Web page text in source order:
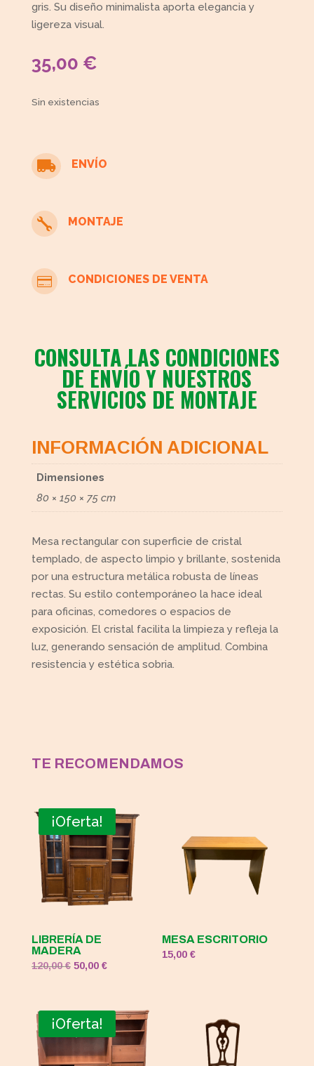
gris. Su diseño minimalista aporta elegancia y
ligereza visual.
35,00 €
Sin existencias
 ENVÍO
 MONTAJE
 CONDICIONES DE VENTA
CONSULTA LAS CONDICIONES
DE ENVÍO Y NUESTROS
SERVICIOS DE MONTAJE
INFORMACIÓN ADICIONAL
Dimensiones
80 × 150 × 75 cm
Mesa rectangular con superficie de cristal
templado, de aspecto limpio y brillante, sostenida
por una estructura metálica robusta de líneas
rectas. Su estilo contemporáneo la hace ideal
para oficinas, comedores o espacios de
exposición. El cristal facilita la limpieza y refleja la
luz, generando sensación de amplitud. Combina
resistencia y estética sobria.
TE RECOMENDAMOS
¡Oferta!
LIBRERÍA DE
MADERA
120,00€ El
era:
120,00 €.
50,00 €El
es:
50,00 €.
MESA ESCRITORIO
15,00€
¡Oferta!